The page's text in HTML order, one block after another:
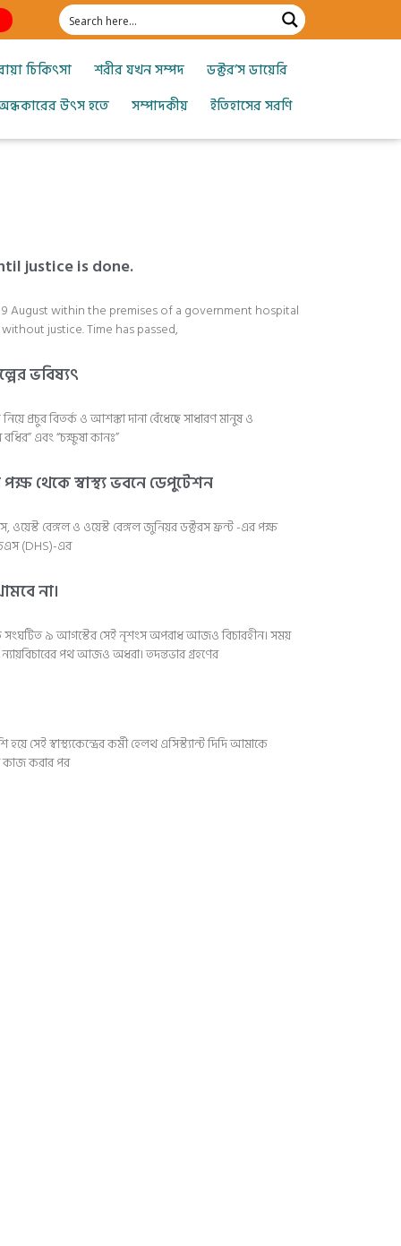
চিকিৎসা শরীর যখন সম্পদ
ডক্টর’স ডায়েরি
উৎস হতে সম্পাদকীয় ইতিহাসের সরণি
justice is done.
August within the premises of a government hospital
justice. Time has passed,
ভবিষ্যৎ
প্রচুর বিতর্ক ও আশঙ্কা দানা বেঁধেছে সাধারণ মানুষ ও
এবং “চক্ষুষা কানঃ”
থেকে স্বাস্থ্য ভবনে ডেপুটেশন
বেঙ্গল ও ওয়েস্ট বেঙ্গল জুনিয়র ডক্টরস ফ্রন্ট -এর পক্ষ
(DHS)-এর
না।
সংঘটিত ৯ আগস্টের সেই নৃশংস অপরাধ আজও বিচারহীন। সময়
ন্যায়বিচারের পথ আজও অধরা। তদন্তভার গ্রহণের
হয়ে সেই স্বাস্থ্যকেন্দ্রের কর্মী হেলথ এসিস্ট্যান্ট দিদি আমাকে
কাজ করার পর